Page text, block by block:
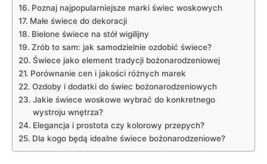
Poznaj najpopularniejsze marki‌ świec woskowych
Małe świece ⁣do⁤ dekoracji
Bielone ​świece na stół wigilijny
Zrób to sam: jak​ samodzielnie ozdobić świece?
Świece jako⁤ element ​tradycji bożonarodzeniowej
Porównanie cen i jakości różnych marek
Ozdoby i dodatki do świec bożonarodzeniowych
Jakie⁢ świece woskowe wybrać do konkretnego
wystroju wnętrza?
Elegancja‌ i prostota czy kolorowy przepych?
Dla kogo⁢ będą idealne świece bożonarodzeniowe?